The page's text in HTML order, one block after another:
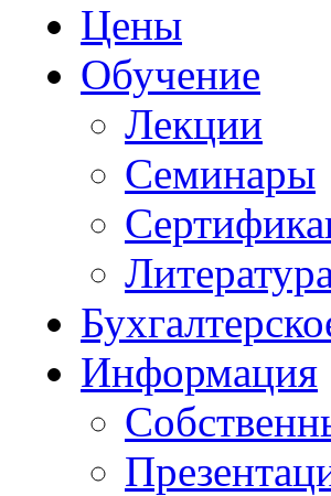
Цены
Обучение
Лекции
Семинары
Информация